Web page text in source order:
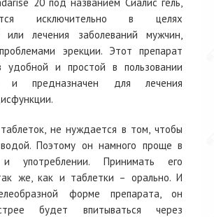
исключительно в целях
или лечения заболеваний мужчин,
эрекции. Этот препарат
удобной и простой в пользовании
и предназначен для лечения
не нуждается в том, чтобы
Поэтому он намного проще в
и употреблении. Принимать его
же, как и таблетки – орально. И
форме препарата, он
будет впитываться через